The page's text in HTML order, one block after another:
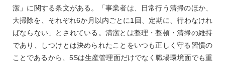
潔」に関する条文がある。「事業者は、日常行う清掃のほか、
大掃除を、それぞれ6か月以内ごとに1回、定期に、行わなけれ
ばならない」とされている。清潔とは整理・整頓・清掃の維持
であり、しつけとは決められたことをいつも正しく守る習慣の
ことであるから、5Sは生産管理面だけでなく職場環境面でも重